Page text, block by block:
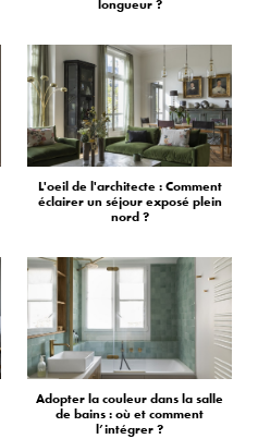
longueur ?
L'oeil de l'architecte : Comment
éclairer un séjour exposé plein
nord ?
Adopter la couleur dans la salle
de bains : où et comment
l’intégrer ?